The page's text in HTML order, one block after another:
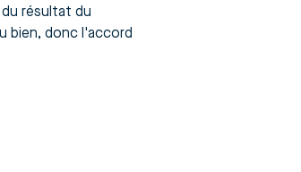
résultat du
bien, donc l'accord